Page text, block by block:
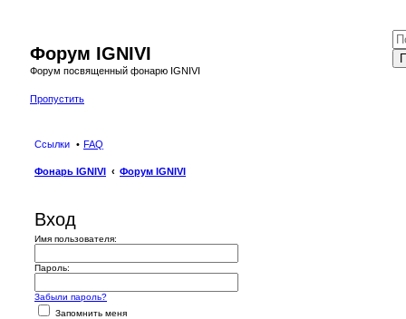
Форум IGNIVI
Форум посвященный фонарю IGNIVI
Пропустить
Ссылки FAQ
Фонарь IGNIVI Форум IGNIVI
Вход
Имя пользователя:
Пароль:
Забыли пароль?
Запомнить меня